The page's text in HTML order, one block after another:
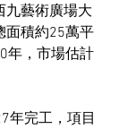
九藝術廣場大
面積約25萬平
年，市場估計
年完工，項目